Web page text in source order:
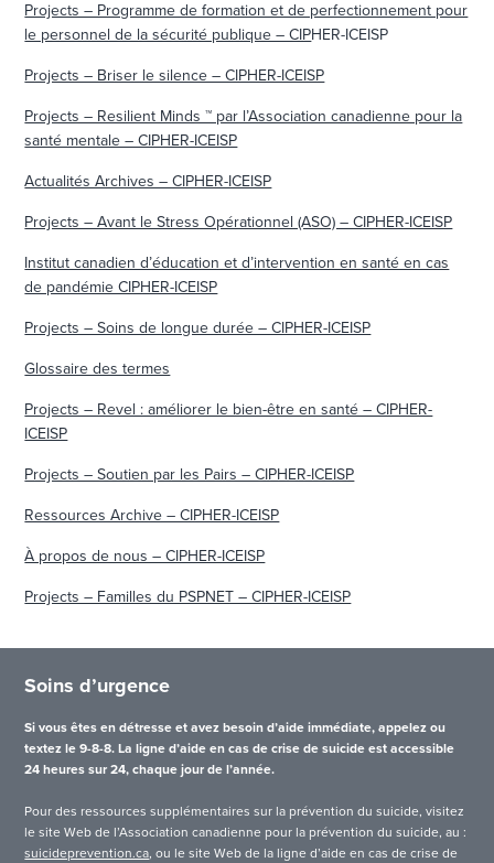
Projects – Programme de formation et de perfectionnement pour
le personnel de la sécurité publique – CIPHER-ICEISP
Projects – Briser le silence – CIPHER-ICEISP
Projects – Resilient Minds ™ par l’Association canadienne pour la
santé mentale – CIPHER-ICEISP
Actualités Archives – CIPHER-ICEISP
Projects – Avant le Stress Opérationnel (ASO) – CIPHER-ICEISP
Institut canadien d’éducation et d’intervention en santé en cas
de pandémie CIPHER-ICEISP
Projects – Soins de longue durée – CIPHER-ICEISP
Glossaire des termes
Projects – Revel : améliorer le bien-être en santé – CIPHER-
ICEISP
Projects – Soutien par les Pairs – CIPHER-ICEISP
Ressources Archive – CIPHER-ICEISP
À propos de nous – CIPHER-ICEISP
Projects – Familles du PSPNET – CIPHER-ICEISP
Soins d’urgence
Si vous êtes en détresse et avez besoin d’aide immédiate, appelez ou
textez le 9-8-8. La ligne d’aide en cas de crise de suicide est accessible
24 heures sur 24, chaque jour de l’année.
Pour des ressources supplémentaires sur la prévention du suicide, visitez
le site Web de l’Association canadienne pour la prévention du suicide, au :
suicideprevention.ca, ou le site Web de la ligne d’aide en cas de crise de